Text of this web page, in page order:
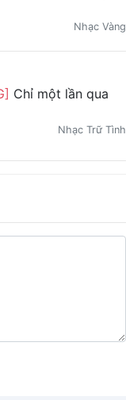
Nhạc Vàng
Chỉ một lần qua
Nhạc Trữ Tình